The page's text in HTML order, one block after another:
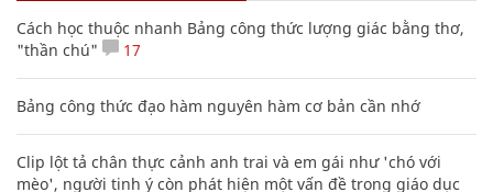
Cách học thuộc nhanh Bảng công thức lượng giác bằng thơ,
"thần chú"
17
Bảng công thức đạo hàm nguyên hàm cơ bản cần nhớ
Clip lột tả chân thực cảnh anh trai và em gái như 'chó với
mèo', người tinh ý còn phát hiện một vấn đề trong giáo dục